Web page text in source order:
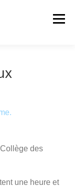
Menu
Médias
des
une heure et